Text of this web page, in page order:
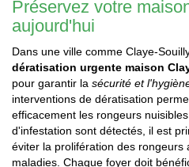
Préservez votre
aujourd'hui
Dans une ville comme Claye-
dératisation urgente maison
pour garantir la sécurité et
interventions de dératisation
efficacement les rongeurs
d'infestation sont détectés, il est
éviter la prolifération des rongeurs
maladies. Chaque foyer doit